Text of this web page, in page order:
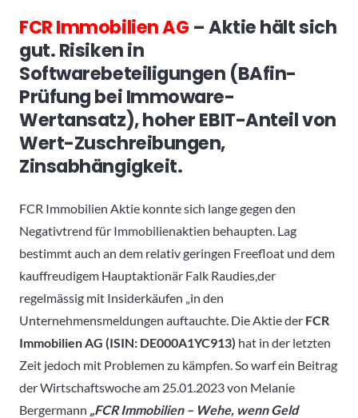
FCR Immobilien AG – Aktie hält sich
gut. Risiken in
Softwarebeteiligungen (BAfin-
Prüfung bei Immoware-
Wertansatz), hoher EBIT-Anteil von
Wert-Zuschreibungen,
Zinsabhängigkeit.
FCR Immobilien Aktie konnte sich lange gegen den
Negativtrend für Immobilienaktien behaupten. Lag
bestimmt auch an dem relativ geringen Freefloat und dem
kauffreudigem Hauptaktionär Falk Raudies,der
regelmässig mit Insiderkäufen „in den
Unternehmensmeldungen auftauchte. Die Aktie der FCR
Immobilien AG (ISIN: DE000A1YC913) hat in der letzten
Zeit jedoch mit Problemen zu kämpfen. So warf ein Beitrag
der Wirtschaftswoche am 25.01.2023 von Melanie
Bergermann „FCR Immobilien – Wehe, wenn Geld